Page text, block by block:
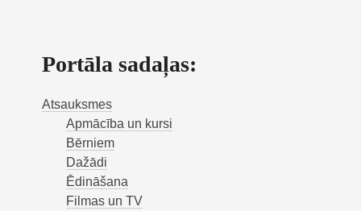
Portāla sadaļas:
Atsauksmes
Apmācība un kursi
Bērniem
Dažādi
Ēdināšana
Filmas un TV